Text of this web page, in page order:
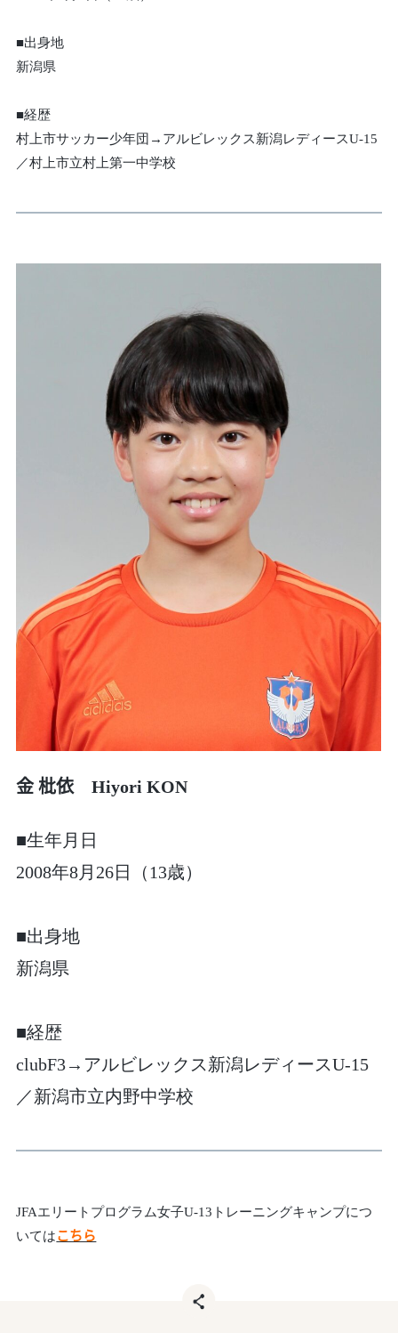
■出身地
新潟県
■経歴
村上市サッカー少年団→アルビレックス新潟レディースU-15
／村上市立村上第一中学校
金 枇依 Hiyori KON
■生年月日
2008年8月26日（13歳）
■出身地
新潟県
■経歴
clubF3→アルビレックス新潟レディースU-15
／新潟市立内野中学校
JFAエリートプログラム女子U-13トレーニングキャンプにつ
いてはこちら